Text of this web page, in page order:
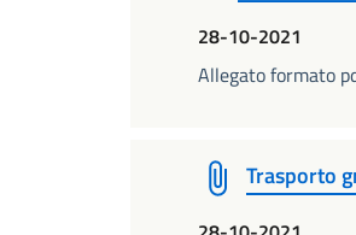
28-10-2021
Allegato formato
Trasporto